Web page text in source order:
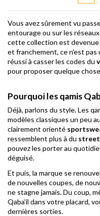
Vous avez sûrement vu
entourage ou sur les
cette collection est devenue
et franchement, ce n'est pas
réussi à casser les codes du
pour proposer quelque
Pourquoi les qamis
Déjà, parlons du style. Les
modèles classiques un peu
clairement orienté
ressemblent plus à du
pouvez les porter au
déguisé.
Et puis, la marque se
de nouvelles coupes, de
ne stagne jamais. Du coup,
Qaba'il dans votre placard,
dernières sorties.